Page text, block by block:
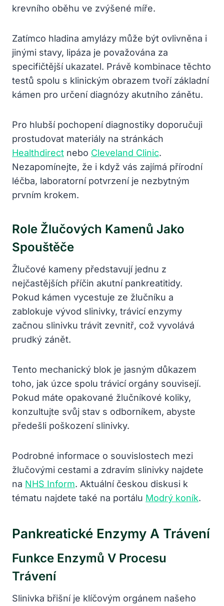
krevního oběhu ve zvýšené míře.
Zatímco hladina amylázy může být ovlivněna i
jinými stavy, lipáza je považována za
specifičtější ukazatel. Právě kombinace těchto
testů spolu s klinickým obrazem tvoří základní
kámen pro určení diagnózy akutního zánětu.
Pro hlubší pochopení diagnostiky doporučuji
prostudovat materiály na stránkách
Healthdirect nebo Cleveland Clinic.
Nezapomínejte, že i když vás zajímá přírodní
léčba, laboratorní potvrzení je nezbytným
prvním krokem.
Role Žlučových Kamenů Jako
Spouštěče
Žlučové kameny představují jednu z
nejčastějších příčin akutní pankreatitidy.
Pokud kámen vycestuje ze žlučníku a
zablokuje vývod slinivky, trávicí enzymy
začnou slinivku trávit zevnitř, což vyvolává
prudký zánět.
Tento mechanický blok je jasným důkazem
toho, jak úzce spolu trávicí orgány souvisejí.
Pokud máte opakované žlučníkové koliky,
konzultujte svůj stav s odborníkem, abyste
předešli poškození slinivky.
Podrobné informace o souvislostech mezi
žlučovými cestami a zdravím slinivky najdete
na NHS Inform. Aktuální českou diskusi k
tématu najdete také na portálu Modrý koník.
Pankreatické Enzymy A Trávení
Funkce Enzymů V Procesu
Trávení
Slinivka břišní je klíčovým orgánem našeho